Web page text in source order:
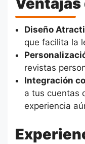
Diseño
que facilita la
revistas
Integración
a tus cuentas
experiencia